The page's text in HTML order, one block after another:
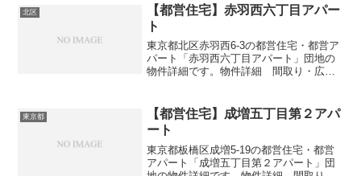
路線日暮...
北区
【都営住宅】赤羽西六丁目アパー
ト
東京都北区赤羽西6-3の都営住宅・都営ア
パート「赤羽西六丁目アパート」団地の
物件詳細です。物件詳細 間取り・広さ
さ・面積39-54㎡建設年度築年数1973交
通...
東京都
【都営住宅】成増五丁目第２アパ
ート
東京都板橋区成増5-19の都営住宅・都営
アパート「成増五丁目第２アパート」団